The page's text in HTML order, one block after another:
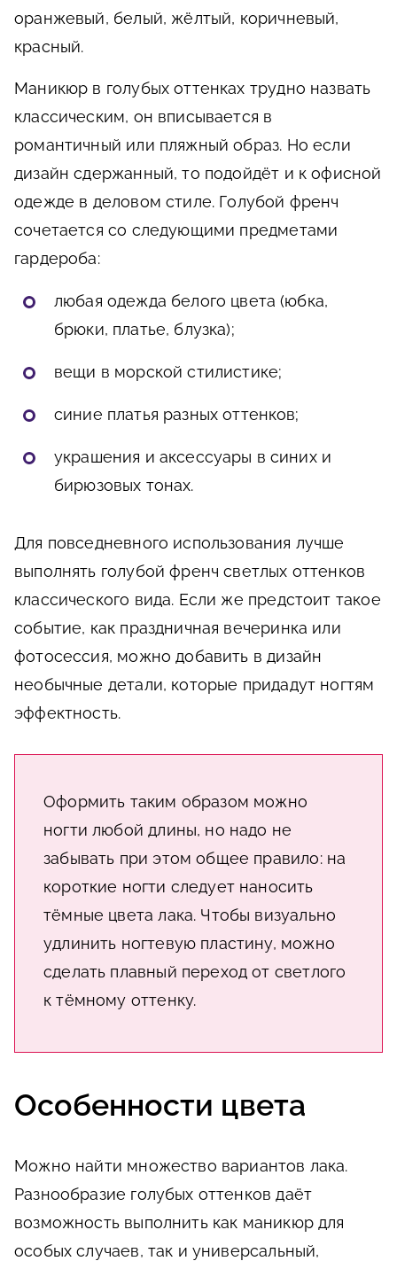
оранжевый, белый, жёлтый, коричневый,
красный.
Маникюр в голубых оттенках трудно назвать
классическим, он вписывается в
романтичный или пляжный образ. Но если
дизайн сдержанный, то подойдёт и к офисной
одежде в деловом стиле. Голубой френч
сочетается со следующими предметами
гардероба:
любая одежда белого цвета (юбка,
брюки, платье, блузка);
вещи в морской стилистике;
синие платья разных оттенков;
украшения и аксессуары в синих и
бирюзовых тонах.
Для повседневного использования лучше
выполнять голубой френч светлых оттенков
классического вида. Если же предстоит такое
событие, как праздничная вечеринка или
фотосессия, можно добавить в дизайн
необычные детали, которые придадут ногтям
эффектность.
Оформить таким образом можно
ногти любой длины, но надо не
забывать при этом общее правило: на
короткие ногти следует наносить
тёмные цвета лака. Чтобы визуально
удлинить ногтевую пластину, можно
сделать плавный переход от светлого
к тёмному оттенку.
Особенности цвета
Можно найти множество вариантов лака.
Разнообразие голубых оттенков даёт
возможность выполнить как маникюр для
особых случаев, так и универсальный,